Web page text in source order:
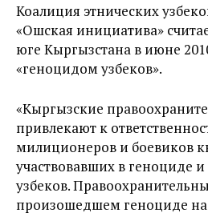
Коалиция этнических
«Ошская инициатива»
юге Кыргызстана в июне
«геноцидом узбеков».
«Кыргызские
привлекают к
милиционеров и боевиков
участвовавших в геноциде
узбеков.
произошедшем геноциде